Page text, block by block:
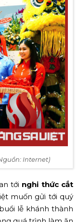
Internet)
tới nghi thức cắt
muốn gửi tới quý
lễ khánh thành